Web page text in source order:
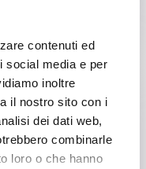
contenuti ed
social media e per
inoltre
il nostro sito con i
dei dati web,
combinarle
loro o che hanno